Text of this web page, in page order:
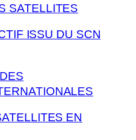
SATELLITES
ISSU DU SCN
EN